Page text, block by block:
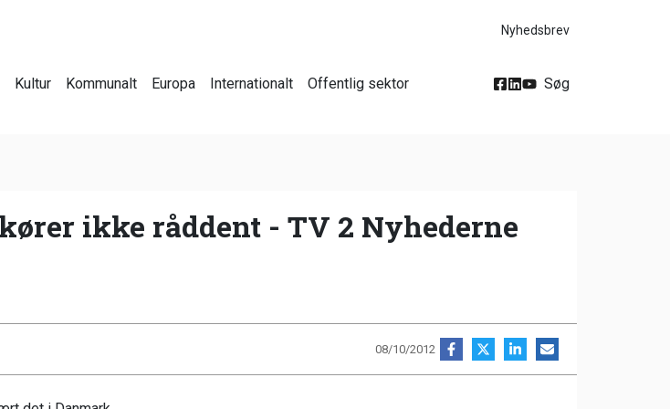
Nyhedsbrev
Kultur Kommunalt Europa Internationalt Offentlig sektor Søg
ikke råddent - TV 2 Nyhederne
08/10/2012